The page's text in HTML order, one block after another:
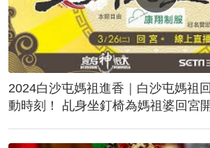
2024白沙屯媽祖進香｜白沙屯媽祖
動時刻！ 乩身坐釘椅為媽祖婆回宮